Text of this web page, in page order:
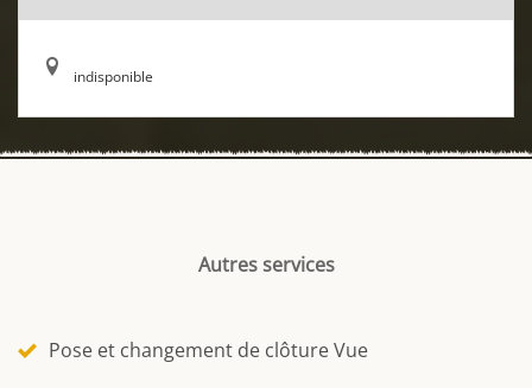
indisponible
Autres services
Pose et changement de clôture Vue